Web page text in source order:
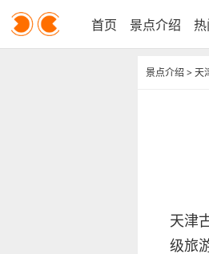
首页 景点介绍
景点介绍 >天
天津
级旅